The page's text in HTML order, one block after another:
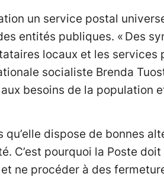
un service postal
entités publiques. « Des
locaux et les services
socialiste Brenda
besoins de la population
dispose de bonnes
C’est pourquoi la Poste doit
ne procéder à des